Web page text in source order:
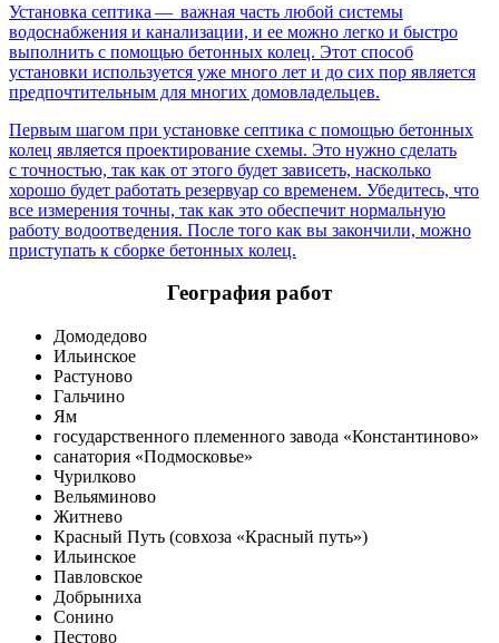
Установка септика — важная часть любой системы
водоснабжения и канализации, и ее можно легко и быстро
выполнить с помощью бетонных колец. Этот способ
установки используется уже много лет и до сих пор является
предпочтительным для многих домовладельцев.
Первым шагом при установке септика с помощью бетонных
колец является проектирование схемы. Это нужно сделать
с точностью, так как от этого будет зависеть, насколько
хорошо будет работать резервуар со временем. Убедитесь, что
все измерения точны, так как это обеспечит нормальную
работу водоотведения. После того как вы закончили, можно
приступать к сборке бетонных колец.
География работ
Домодедово
Ильинское
Растуново
Гальчино
Ям
государственного племенного завода «Константиново»
санатория «Подмосковье»
Чурилково
Вельяминово
Житнево
Красный Путь (совхоза «Красный путь»)
Ильинское
Павловское
Добрыниха
Сонино
Пестово